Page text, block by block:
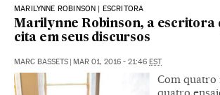
MARILYNNE ROBINSON | ESCRITORA
Marilynne Robinson, a escritora
cita em seus discursos
MARC BASSETS MAR 01, 2016 - 21:46 EST
Com quatro